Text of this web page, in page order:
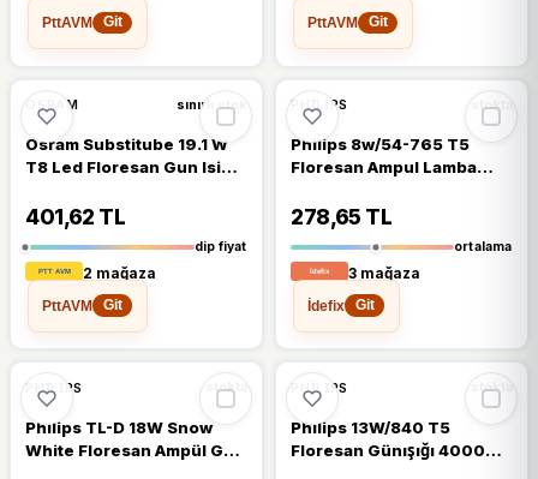
PttAVM
Git
PttAVM
Git
%35 DÜŞTÜ
OSRAM sınırlı stok
Osram Substitube 19.1 W
T8 Led Floresan Gun Isigi
401,62 TL
dip fiyat
2 mağaza
PttAVM
Git
PHILIPS stokta
Philips 8w/54-765 T5
Floresan Ampul Lamba
278,65 TL
ortalama
3 mağaza
İdefix
Git
%21 %21 DÜŞTÜ
PHILIPS stokta
Philips TL-D 18W Snow
White Floresan Ampül G13
%15
PHILIPS stokta
Philips 13W/840 T5
Floresan Günışığı 4000